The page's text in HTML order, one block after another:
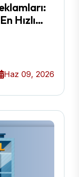
Hızlı
Haz 09, 2026